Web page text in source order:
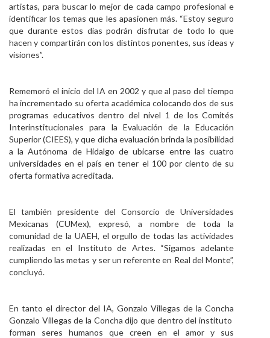
artistas, para buscar lo mejor de cada campo profesional e
identificar los temas que les apasionen más. “Estoy seguro
que durante estos días podrán disfrutar de todo lo que
hacen y compartirán con los distintos ponentes, sus ideas y
visiones”.
Rememoró el inicio del IA en 2002 y que al paso del tiempo
ha incrementado su oferta académica colocando dos de sus
programas educativos dentro del nivel 1 de los Comités
Interinstitucionales para la Evaluación de la Educación
Superior (CIEES), y que dicha evaluación brinda la posibilidad
a la Autónoma de Hidalgo de ubicarse entre las cuatro
universidades en el país en tener el 100 por ciento de su
oferta formativa acreditada.
El también presidente del Consorcio de Universidades
Mexicanas (CUMex), expresó, a nombre de toda la
comunidad de la UAEH, el orgullo de todas las actividades
realizadas en el Instituto de Artes. “Sigamos adelante
cumpliendo las metas y ser un referente en Real del Monte”,
concluyó.
En tanto el director del IA, Gonzalo Villegas de la Concha
Gonzalo Villegas de la Concha dijo que dentro del instituto
forman seres humanos que creen en el amor y sus